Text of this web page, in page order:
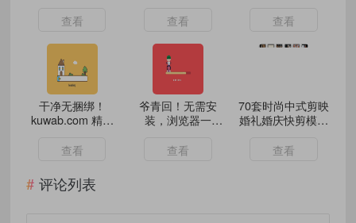
查看 查看
[463P/4.02GB]
查看
干净无捆绑！
kuwab.com 精选
软件合集
查看
爷青回！无需安
装，浏览器一
查看
70套时尚中式剪映
婚礼婚庆快剪模板
查看
评论列表